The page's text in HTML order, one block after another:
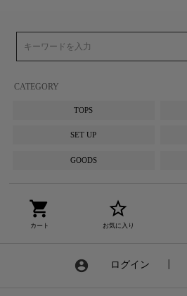
CATEGORY
TOPS
SET UP
GOODS
shopping_cart
カート
star_border
お気に入り
account_circle ログイン